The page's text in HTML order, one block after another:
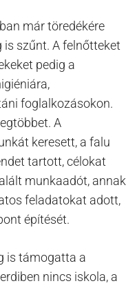
már töredékére
is szűnt. A felnőtteket
pedig a
foglalkozásokon.
A
keresett, a falu
tartott, célokat
munkaadót, annak
feladatokat adott,
építését.
is támogatta a
nincs iskola, a